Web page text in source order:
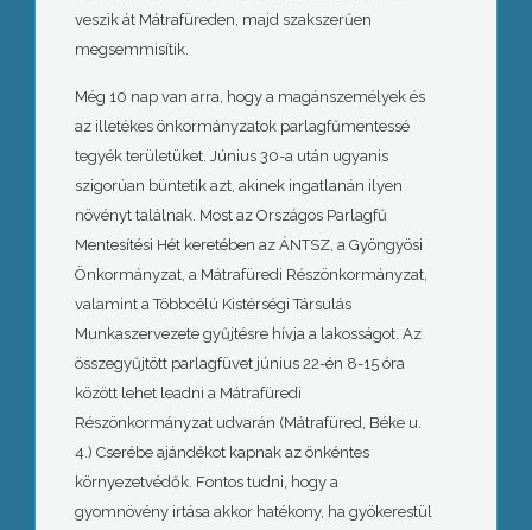
veszik át Mátrafüreden, majd szakszerűen
megsemmisítik.
Még 10 nap van arra, hogy a magánszemélyek és
az illetékes önkormányzatok parlagfűmentessé
tegyék területüket. Június 30-a után ugyanis
szigorúan büntetik azt, akinek ingatlanán ilyen
növényt találnak. Most az Országos Parlagfű
Mentesítési Hét keretében az ÁNTSZ, a Gyöngyösi
Önkormányzat, a Mátrafüredi Részönkormányzat,
valamint a Többcélú Kistérségi Társulás
Munkaszervezete gyűjtésre hívja a lakosságot. Az
összegyűjtött parlagfüvet június 22-én 8-15 óra
között lehet leadni a Mátrafüredi
Részönkormányzat udvarán (Mátrafüred, Béke u.
4.) Cserébe ajándékot kapnak az önkéntes
környezetvédők. Fontos tudni, hogy a
gyomnövény irtása akkor hatékony, ha gyökerestül